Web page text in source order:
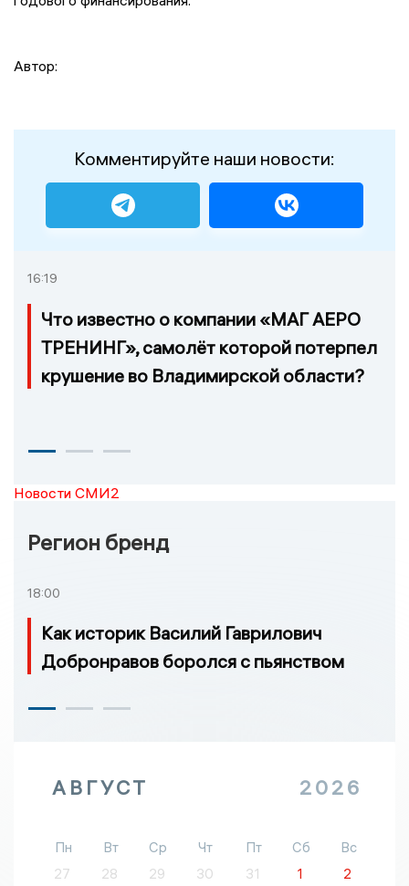
Автор:
Комментируйте наши новости:
16:19
Что известно о компании «МАГ АЕРО
ТРЕНИНГ», самолёт которой потерпел
крушение во Владимирской области?
Новости СМИ2
Регион бренд
18:00
Как историк Василий Гаврилович
Добронравов боролся с пьянством
АВГУСТ 2026
Пн Вт Ср Чт Пт Сб
Вс
27
28 29 30 31 1
2